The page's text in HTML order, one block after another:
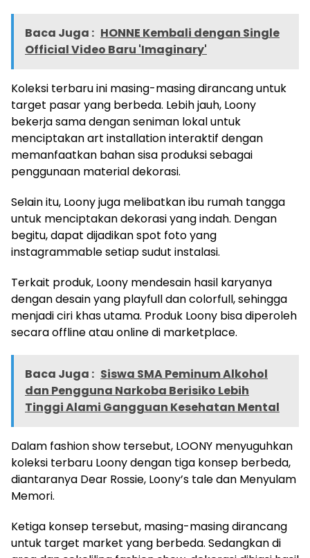
Baca Juga : HONNE Kembali dengan Single
Official Video Baru 'Imaginary'
Koleksi terbaru ini masing-masing dirancang untuk
target pasar yang berbeda. Lebih jauh, Loony
bekerja sama dengan seniman lokal untuk
menciptakan art installation interaktif dengan
memanfaatkan bahan sisa produksi sebagai
penggunaan material dekorasi.
Selain itu, Loony juga melibatkan ibu rumah tangga
untuk menciptakan dekorasi yang indah. Dengan
begitu, dapat dijadikan spot foto yang
instagrammable setiap sudut instalasi.
Terkait produk, Loony mendesain hasil karyanya
dengan desain yang playfull dan colorfull, sehingga
menjadi ciri khas utama. Produk Loony bisa diperoleh
secara offline atau online di marketplace.
Baca Juga : Siswa SMA Peminum Alkohol
dan Pengguna Narkoba Berisiko Lebih
Tinggi Alami Gangguan Kesehatan Mental
Dalam fashion show tersebut, LOONY menyuguhkan
koleksi terbaru Loony dengan tiga konsep berbeda,
diantaranya Dear Rossie, Loony’s tale dan Menyulam
Memori.
Ketiga konsep tersebut, masing-masing dirancang
untuk target market yang berbeda. Sedangkan di